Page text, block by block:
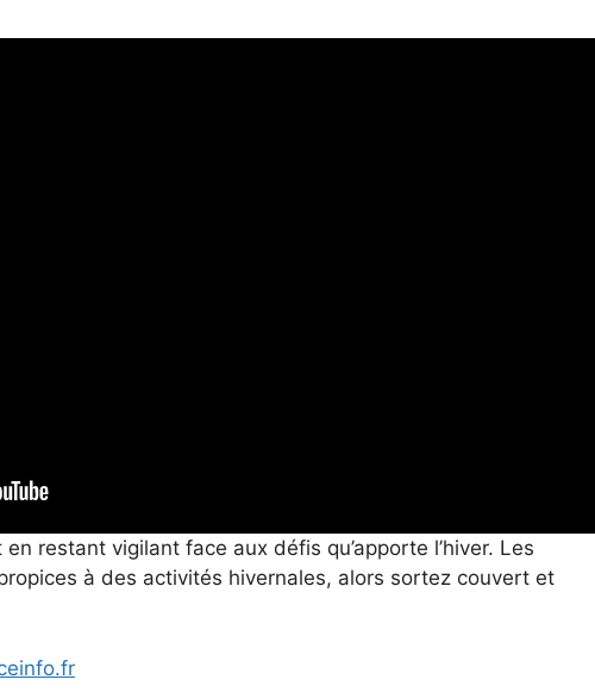
restant vigilant face aux défis qu’apporte l’hiver. Les
à des activités hivernales, alors sortez couvert et